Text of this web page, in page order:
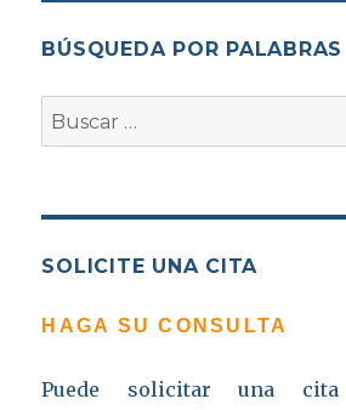
BÚSQUEDA POR PALABRAS
Buscar
por:
SOLICITE UNA CITA
HAGA SU CONSULTA
Puede solicitar una